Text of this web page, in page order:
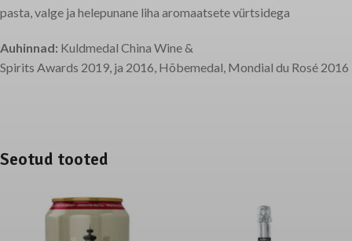
pasta, valge ja helepunane liha aromaatsete vürtsidega
Auhinnad: Kuldmedal China Wine &
Spirits Awards 2019, ja 2016, Hõbemedal, Mondial du Rosé 2016
Seotud tooted